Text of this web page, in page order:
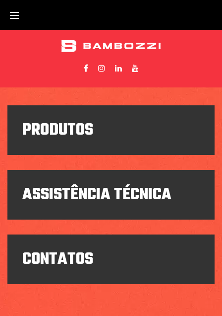
PRODUTOS
PRODUTOS
ASSISTÊNCIA TÉCNICA
ASSISTÊNCIA TÉCNICA
CONTATOS
CONTATOS